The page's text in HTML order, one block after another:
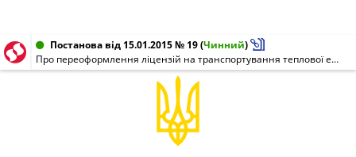
Постанова від 15.01.2015 № 19(Чинний)
Про переоформлення ліцензій на транспортування теплової енергії магістральними та місцевими (розподільчими) тепловими мережами та постачання теплової енергії, виданих ПАТ "ДОНБАСЕНЕРГО"